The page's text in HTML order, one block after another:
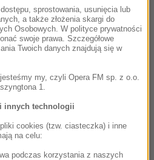
9:00 prof. Ryszard
nauki w swoim cyklu"Technika
psychologii.
goście, na żywo
dnia ważne, przyglądamy się
wielkich wystaw i
uniwersum seriali.
sprostowania, usunięcia lub
a także złożenia skargi do
Osobowych. W polityce prywatności
swoje prawa. Szczegółowe
Twoich danych znajdują się w
my, czyli Opera FM sp. z o.o.
1.
innych technologii
cookies (tzw. ciasteczka) i inne
na celu:
podczas korzystania z naszych